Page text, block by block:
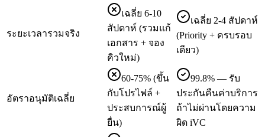
ระยะเวลารวมจริง
เฉลี่ย 6-10
สัปดาห์ (รวมแก้
เอกสาร + จอง
คิวใหม่)
เฉลี่ย 2-4 สัปดาห์
(Priority + ครบรอบ
เดียว)
อัตราอนุมัติเฉลี่ย
60-75% (ขึ้น
กับโปรไฟล์ +
ประสบการณ์ผู้
ยื่น)
99.8% — รับ
ประกันคืนค่าบริการ
ถ้าไม่ผ่านโดยความ
ผิด iVC